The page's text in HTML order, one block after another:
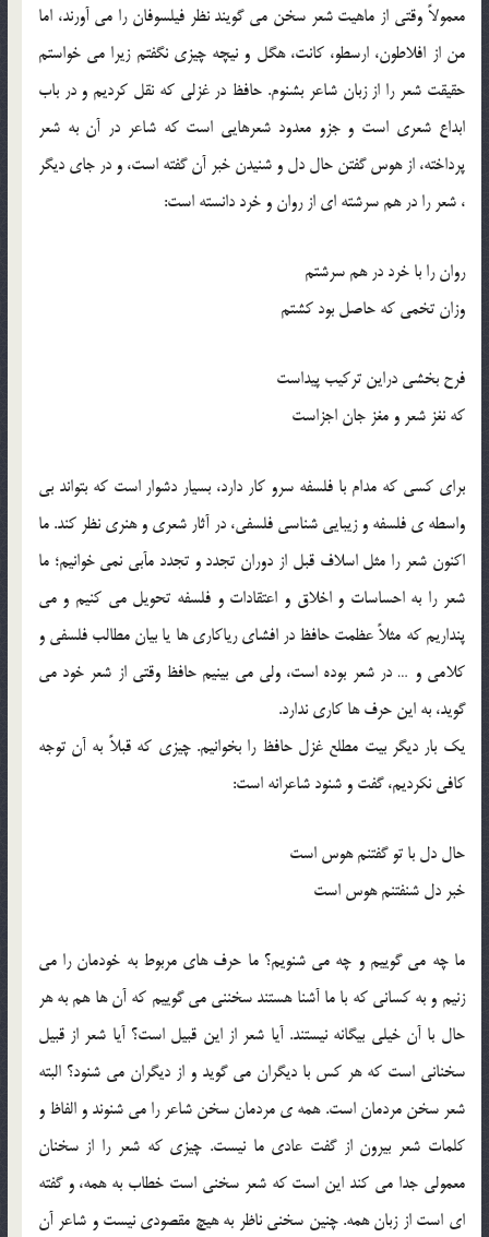
معمولاً وقتی از ماهیت شعر سخن می گویند نظر فیلسوفان را می آورند، اما
من از افلاطون، ارسطو، کانت، هگل و نیچه چیزی نگفتم زیرا می خواستم
حقیقت شعر را از زبان شاعر بشنوم. حافظ در غزلی که نقل کردیم و در باب
ابداع شعری است و جزو معدود شعرهایی است که شاعر در آن به شعر
پرداخته، از هوس گفتن حال دل و شنیدن خبر آن گفته است، و در جای دیگر
، شعر را در هم سرشته ای از روان و خرد دانسته است:
روان را با خرد در هم سرشتم
وزان تخمی که حاصل بود کشتم
فرح بخشی دراین ترکیب پیداست
که نغز شعر و مغز جان اجزاست
برای کسی که مدام با فلسفه سرو کار دارد، بسیار دشوار است که بتواند بی
واسطه ی فلسفه و زیبایی شناسی فلسفی، در آثار شعری و هنری نظر کند. ما
اکنون شعر را مثل اسلاف قبل از دوران تجدد و تجدد مآبی نمی خوانیم؛ ما
شعر را به احساسات و اخلاق و اعتقادات و فلسفه تحویل می کنیم و می
پنداریم که مثلاً عظمت حافظ در افشای ریاکاری ها یا بیان مطالب فلسفی و
کلامی و … در شعر بوده است، ولی می بینیم حافظ وقتی از شعر خود می
گوید، به این حرف ها کاری ندارد.
یک بار دیگر بیت مطلع غزل حافظ را بخوانیم. چیزی که قبلاً به آن توجه
کافی نکردیم، گفت و شنود شاعرانه است:
حال دل با تو گفتنم هوس است
خبر دل شنفتنم هوس است
ما چه می گوییم و چه می شنویم؟ ما حرف های مربوط به خودمان را می
زنیم و به کسانی که با ما آشنا هستند سخننی می گوییم که آن ها هم به هر
حال با آن خیلی بیگانه نیستند. آیا شعر از این قبیل است؟ آیا شعر از قبیل
سخنانی است که هر کس با دیگران می گوید و از دیگران می شنود؟ البته
شعر سخن مردمان است. همه ی مردمان سخن شاعر را می شنوند و الفاظ و
کلمات شعر بیرون از گفت عادی ما نیست. چیزی که شعر را از سخنان
معمولی جدا می کند این است که شعر سخنی است خطاب به همه، و گفته
ای است از زبان همه. چنین سخنی ناظر به هیچ مقصودی نیست و شاعر آن